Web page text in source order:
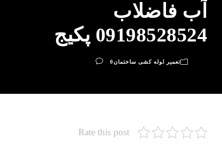
آب فاضلاب
09198528524 پکیج
تعمیر لوله کشی ساختمان0
Rate this post